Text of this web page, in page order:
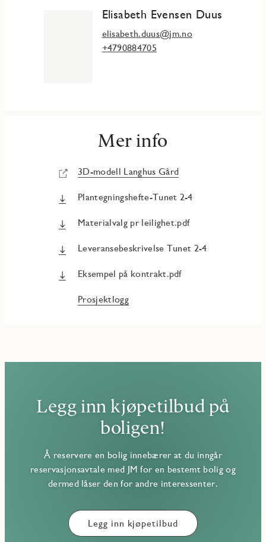
Elisabeth Evensen Duus
elisabeth.duus@jm.no
+4790884705
Mer info
3D-modell Langhus Gård
Plantegningshefte-Tunet 2-4
Materialvalg pr leilighet.pdf
Leveransebeskrivelse Tunet 2-4
Eksempel på kontrakt.pdf
Prosjektlogg
Legg inn kjøpetilbud på
boligen!
Å reservere en bolig innebærer at du inngår
reservasjonsavtale med JM for en bestemt bolig og
dermed låser den for andre interessenter.
Legg inn kjøpetilbud